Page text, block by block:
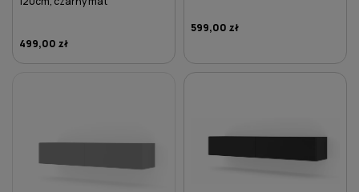
499,00 zł
599,00 zł